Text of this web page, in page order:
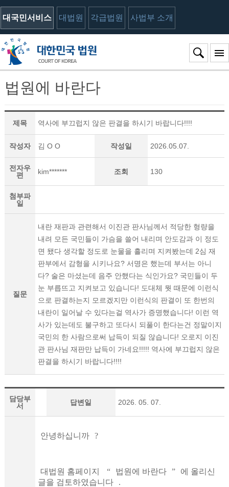
대국민서비스 대법원 각급법원 사법부 소개
법원에 바란다
제목 역사에 부끄럽지 않은 판결을 하시기 바랍니다!!!!
작성자 김 O O 작성일 2026.05.07.
전자우
편
kim******* 조회 130
첨부파
일
질문
내란 재판과 관련해서 이진관 판사님께서 적당한 형량을
내려 모든 국민들이 가슴을 쓸어 내리며 안도감과 이 정도
면 됐다 생각할 정도로 눈물을 흘리며 지켜봤는데 2심 재
판부에서 감형을 시키나요? 서명은 했는데 부서는 아니
다? 술은 마셨는데 음주 안했다는 식인가요? 국민들이 두
눈 부릅뜨고 지켜보고 있습니다! 도대체 뭣 때문에 이런식
으로 판결하는지 모르겠지만 이런식의 판결이 또 한번의
내란이 일어날 수 있다는걸 역사가 증명했습니다! 이런 역
사가 있는데도 불구하고 또다시 되풀이 한다는건 정말이지
국민의 한 사람으로써 납득이 되질 않습니다! 오로지 이진
관 판사님 재판만 납득이 가네요!!!!! 역사에 부끄럽지 않은
판결을 하시기 바랍니다!!!!
담당부
서
답변일 2026. 05. 07.
안녕하십니까 ?
대법원 홈페이지 “ 법원에 바란다 ”
에 올리신
글을 검토하였습니다
.